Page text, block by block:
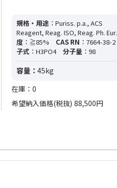
規格・用途 ：Puriss. p.a., ACS
Reagent, Reag. ISO, Reag. Ph. Eur.
度 ：≧85% CAS RN ：7664-38-2
子式 ：H3PO4 分子量 ：98
容量： 45kg
在庫：0
希望納入価格(税抜) 88,500円